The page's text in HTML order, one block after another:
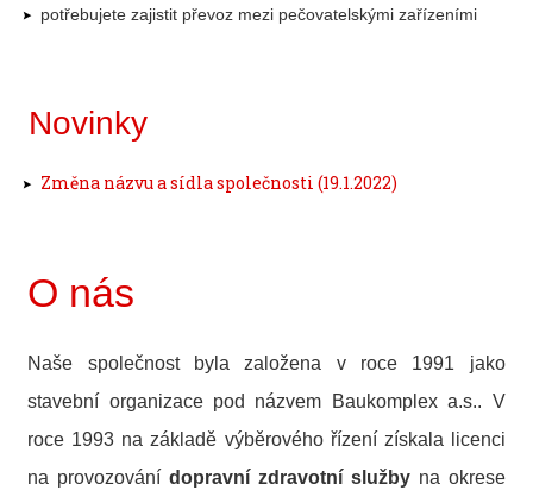
potřebujete zajistit převoz mezi pečovatelskými zařízeními
Novinky
Změna názvu a sídla společnosti (19.1.2022)
O nás
Naše společnost byla založena v roce 1991 jako
stavební organizace pod názvem Baukomplex a.s.. V
roce 1993 na základě výběrového řízení získala licenci
na provozovánídopravní zdravotní službyna okrese